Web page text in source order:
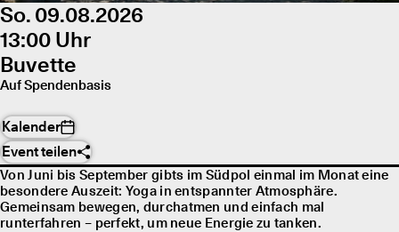
So. 09.08.2026
13:00 Uhr
Buvette
Auf Spendenbasis
Kalender
Event teilen
Von Juni bis September gibts im Südpol einmal im Monat eine
besondere Auszeit: Yoga in entspannter Atmosphäre.
Gemeinsam bewegen, durchatmen und einfach mal
runterfahren – perfekt, um neue Energie zu tanken.